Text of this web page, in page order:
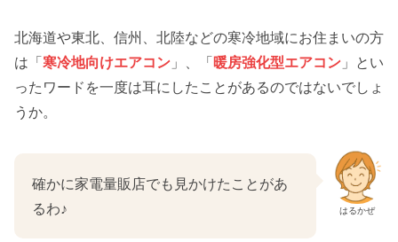
北海道や東北、信州、北陸などの寒冷地域にお住まいの方
は「寒冷地向けエアコン 」、「暖房強化型エアコン 」とい
ったワードを一度は耳にしたことがあるのではないでしょ
うか。
はるかぜ
確かに家電量販店でも見かけたことがあ
るわ♪